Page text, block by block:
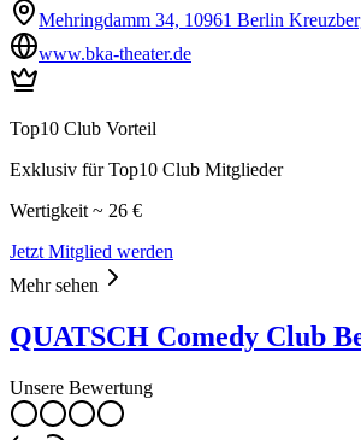
Mehringdamm 34, 10961 Berlin
www.bka-theater.de
Top10 Club Vorteil
Exklusiv für Top10 Club Mitglieder
Wertigkeit ~ 26 €
Jetzt Mitglied werden
Mehr sehen
QUATSCH Comedy Club
Unsere Bewertung